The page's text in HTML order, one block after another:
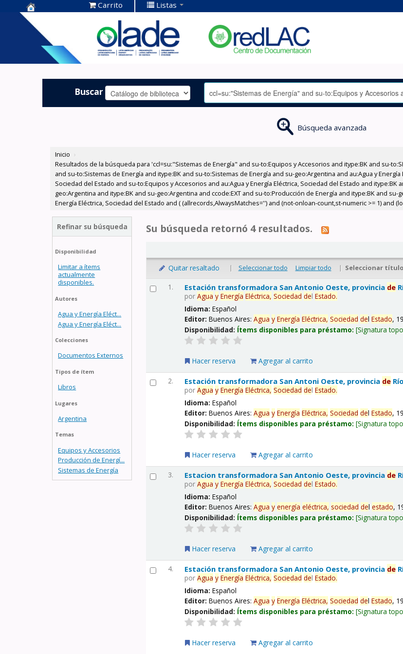
Centro de
Documentación
OLADE -
Carrito Listas
Buscar
Búsqueda avanzada
Inicio ›
Resultados de la búsqueda para 'ccl=su:"Sistemas de Energía" and su-to:Equipos y Accesorios and itype:BK and su-
and su-to:Sistemas de Energía and itype:BK and su-to:Sistemas de Energía and su-geo:Argentina and au:Agua y
Sociedad del Estado and su-to:Equipos y Accesorios and au:Agua y Energía Eléctrica, Sociedad del Estado and itype:BK
geo:Argentina and itype:BK and su-geo:Argentina and ccode:EXT and su-to:Producción de Energía and itype:BK and
Energía Eléctrica, Sociedad del Estado and ( (allrecords,AlwaysMatches='') and (not-onloan-count,st-numeric >= 1) and
Refinar su búsqueda
Disponibilidad
Limitar a ítems
actualmente
disponibles.
Autores
Agua y Energía Eléct...
Agua y Energía Eléct...
Colecciones
Documentos Externos
Tipos de ítem
Libros
Lugares
Argentina
Temas
Equipos y Accesorios
Producción de Energí...
Sistemas de Energía
Su búsqueda retornó 4 resultados.
Quitar resaltado | Seleccionar todo Limpiar todo | Seleccionar
1. Estación transformadora San Antonio Oeste, provincia de
porAgua y Energía Eléctrica, Sociedad delEstado.
Idioma:Español
Editor:Buenos Aires:Agua y Energía Eléctrica, Sociedad delEstado,
Disponibilidad: Ítems disponibles para préstamo: Signatura
Hacer reserva Agregar al carrito
2. Estación transformadora San Antoni Oeste, provincia de
porAgua y Energía Eléctrica, Sociedad delEstado.
Idioma:Español
Editor:Buenos Aires:Agua y Energía Eléctrica, Sociedad delEstado,
Disponibilidad: Ítems disponibles para préstamo: Signatura
Hacer reserva Agregar al carrito
3. Estacion transformadora San Antonio Oeste, provincia de
porAgua y Energía Eléctrica, Sociedad delEstado.
Idioma:Español
Editor:Buenos Aires:Agua y energía eléctrica, sociedad delestado,
Disponibilidad: Ítems disponibles para préstamo: Signatura
Hacer reserva Agregar al carrito
4. Estación transformadora San Antonio Oeste, provincia de
porAgua y Energía Eléctrica, Sociedad delEstado.
Idioma:Español
Editor:Buenos Aires:Agua y Energía Eléctrica, Sociedad delEstado,
Disponibilidad: Ítems disponibles para préstamo: Signatura
Hacer reserva Agregar al carrito